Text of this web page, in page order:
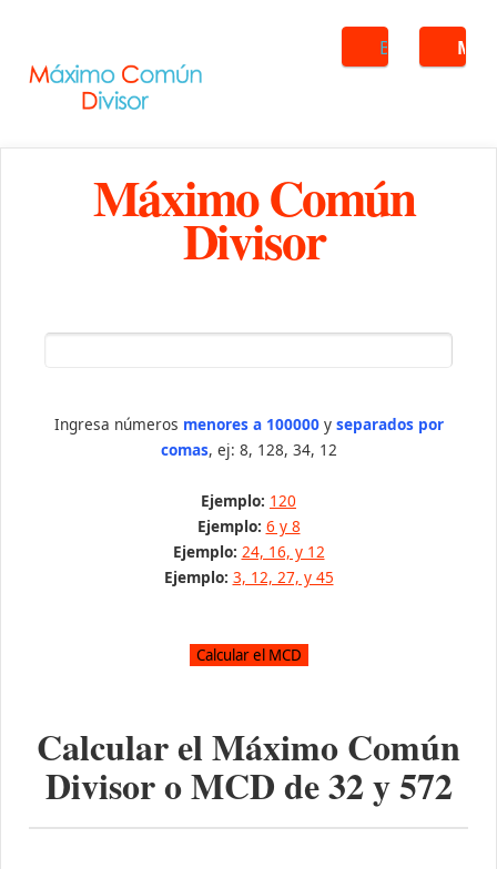
Buscar
Máximo Común
Divisor
Ingresa números menores a 100000y separados por
comas, ej: 8, 128, 34, 12
Ejemplo: 120
Ejemplo: 6 y 8
Ejemplo: 24, 16, y 12
Ejemplo: 3, 12, 27, y 45
Calcular el Máximo Común
Divisor o MCD de32y572